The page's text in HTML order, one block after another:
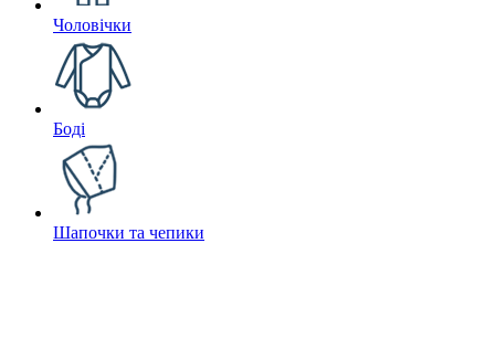
Чоловічки
Боді
Шапочки та чепики